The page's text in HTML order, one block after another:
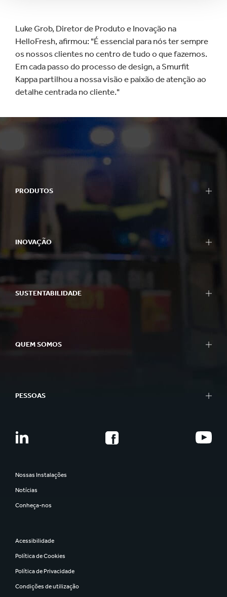
Luke Grob, Diretor de Produto e Inovação na
HelloFresh, afirmou: "É essencial para nós ter sempre
os nossos clientes no centro de tudo o que fazemos.
Em cada passo do processo de design, a Smurfit
Kappa partilhou a nossa visão e paixão de atenção ao
detalhe centrada no cliente."
PRODUTOS
INOVAÇÃO
SUSTENTABILIDADE
QUEM SOMOS
PESSOAS
Nossas Instalações
Notícias
Conheça-nos
Acessibilidade
Política de Cookies
Política de Privacidade
Condições de utilização